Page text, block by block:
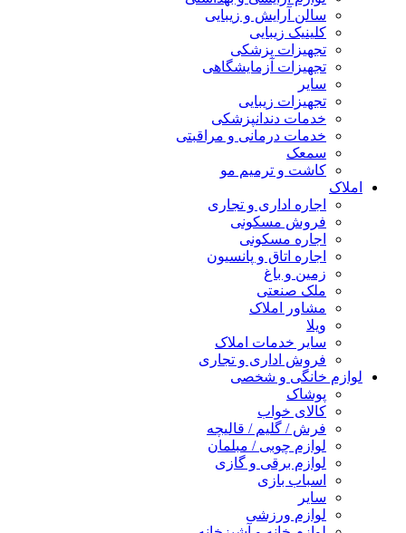
سالن آرایش و زیبایی
کلینیک زیبایی
تجهیزات پزشکی
تجهیزات آزمایشگاهی
سایر
تجهیزات زیبایی
خدمات دندانپزشکی
خدمات درمانی و مراقبتی
سمعک
کاشت و ترمیم مو
املاک
اجاره اداری و تجاری
فروش مسکونی
اجاره مسکونی
اجاره اتاق و پانسیون
زمین و باغ
ملک صنعتی
مشاور املاک
ویلا
سایر خدمات املاک
فروش اداری و تجاری
لوازم خانگی و شخصی
پوشاک
کالای خواب
فرش / گلیم / قالیچه
لوازم چوبی / مبلمان
لوازم برقی و گازی
اسباب بازی
سایر
لوازم ورزشی